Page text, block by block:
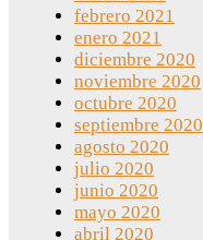
febrero 2021
enero 2021
diciembre 2020
noviembre 2020
octubre 2020
septiembre 2020
agosto 2020
julio 2020
junio 2020
mayo 2020
abril 2020